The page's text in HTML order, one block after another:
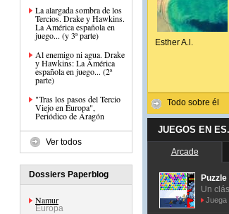
La alargada sombra de los
Tercios. Drake y Hawkins.
La América española en
juego... (y 3ª parte)
Al enemigo ni agua. Drake
y Hawkins: La América
española en juego... (2ª
parte)
"Tras los pasos del Tercio
Viejo en Europa",
Periódico de Aragón
Ver todos
Dossiers Paperblog
Namur
Europa
Esther A.l.
Todo sobre él
JUEGOS EN
Arcade
Un
Juega